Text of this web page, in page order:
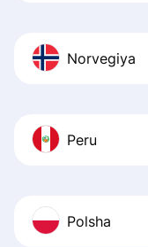
Norvegiya
Peru
Polsha